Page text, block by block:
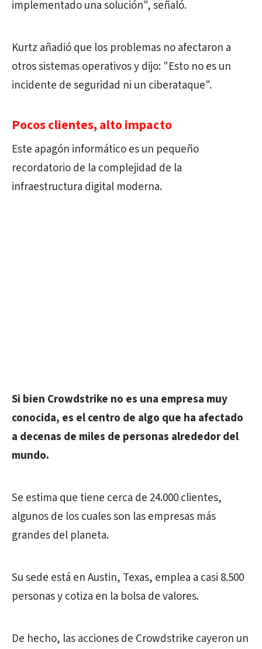
implementado una solución", señaló.
Kurtz añadió que los problemas no afectaron a
otros sistemas operativos y dijo: "Esto no es un
incidente de seguridad ni un ciberataque".
Pocos clientes, alto impacto
Este apagón informático es un pequeño
recordatorio de la complejidad de la
infraestructura digital moderna.
Si bien Crowdstrike no es una empresa muy
conocida, es el centro de algo que ha afectado
a decenas de miles de personas alrededor del
mundo.
Se estima que tiene cerca de 24.000 clientes,
algunos de los cuales son las empresas más
grandes del planeta.
Su sede está en Austin, Texas, emplea a casi 8.500
personas y cotiza en la bolsa de valores.
De hecho, las acciones de Crowdstrike cayeron un